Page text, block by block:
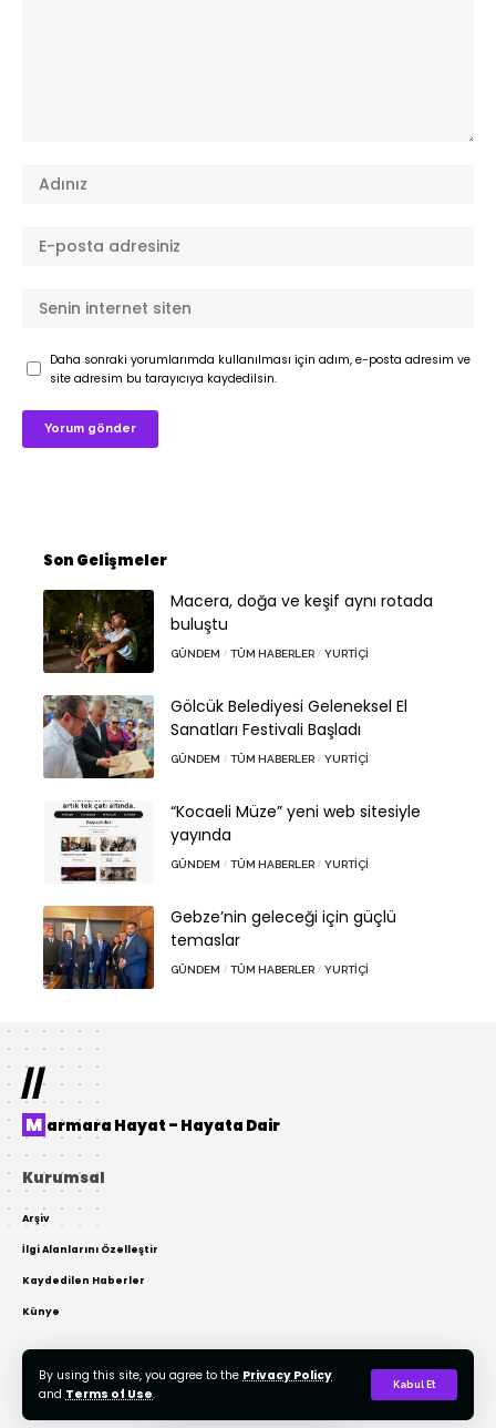
By using this site, you agree to the Privacy Policy
and Terms of Use.
Kabul Et
Daha sonraki yorumlarımda kullanılması için adım, e-posta adresim ve
site adresim bu tarayıcıya kaydedilsin.
Son Gelişmeler
Macera, doğa ve keşif aynı rotada
buluştu
GÜNDEM TÜM HABERLER YURTIÇI
Gölcük Belediyesi Geleneksel El
Sanatları Festivali Başladı
GÜNDEM TÜM HABERLER YURTIÇI
“Kocaeli Müze” yeni web sitesiyle
yayında
GÜNDEM TÜM HABERLER YURTIÇI
Gebze’nin geleceği için güçlü
temaslar
GÜNDEM TÜM HABERLER YURTIÇI
//
Marmara Hayat – Hayata Dair
Kurumsal
Arşiv
İlgi Alanlarını Özelleştir
Kaydedilen Haberler
Künye
© 2022 Tasarım: AKTOR Bilişim. Tüm Hakları Gizlidir. Kaynak Gösterilmeden